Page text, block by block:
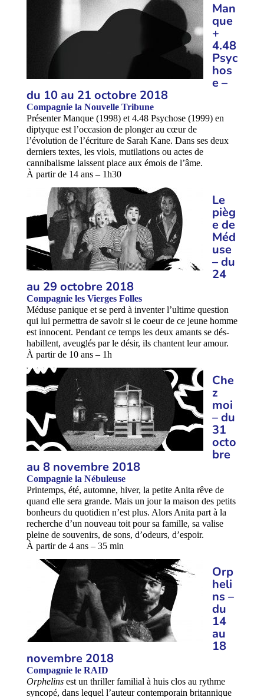
Man
que
+
4.48
Psyc
hos
e –
du 10 au 21 octobre 2018
Compagnie la Nouvelle Tribune
Présenter Manque (1998) et 4.48 Psychose (1999) en
diptyque est l’occasion de plonger au cœur de
l’évolution de l’écriture de Sarah Kane. Dans ses deux
derniers textes, les viols, mutilations ou actes de
cannibalisme laissent place aux émois de l’âme.
À partir de 14 ans – 1h30
Le
pièg
e de
Méd
use
– du
24
au 29 octobre 2018
Compagnie les Vierges Folles
Méduse panique et se perd à inventer l’ultime question
qui lui permettra de savoir si le coeur de ce jeune homme
est innocent. Pendant ce temps les deux amants se dés-
habillent, aveuglés par le désir, ils chantent leur amour.
À partir de 10 ans – 1h
Che
z
moi
– du
31
octo
bre
au 8 novembre 2018
Compagnie la Nébuleuse
Printemps, été, automne, hiver, la petite Anita rêve de
quand elle sera grande. Mais un jour la maison des petits
bonheurs du quotidien n’est plus. Alors Anita part à la
recherche d’un nouveau toit pour sa famille, sa valise
pleine de souvenirs, de sons, d’odeurs, d’espoir.
À partir de 4 ans – 35 min
Orp
heli
ns –
du
14
au
18
novembre 2018
Compagnie le RAID
Orphelinsest un thriller familial à huis clos au rythme
syncopé, dans lequel l’auteur contemporain britannique